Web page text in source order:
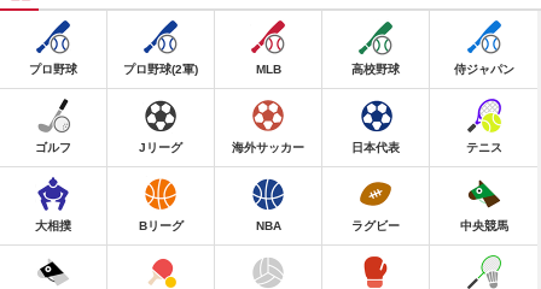
プロ野球 プロ野球(2軍) MLB 高校野球 侍ジャパン
ゴルフ Jリーグ 海外サッカー 日本代表 テニス
大相撲 Bリーグ NBA ラグビー 中央競馬